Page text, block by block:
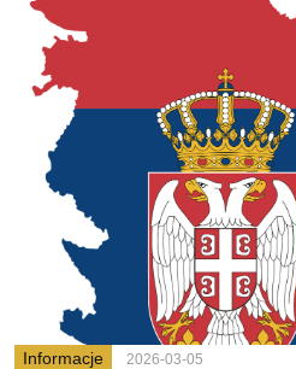
Informacje 2026-03-05